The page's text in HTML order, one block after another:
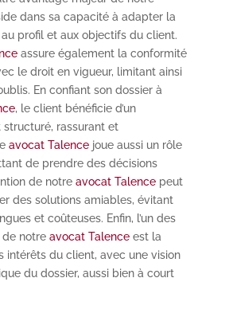
dans sa capacité à adapter la
profil et aux objectifs du client.
assure également la conformité
le droit en vigueur, limitant ainsi
En confiant son dossier à
, le client bénéficie d’un
rassurant et
avocat Talencejoue aussi un rôle
de prendre des décisions
de notre avocat Talencepeut
des solutions amiables, évitant
et coûteuses. Enfin, l’un des
notre avocat Talenceest la
intérêts du client, avec une vision
du dossier, aussi bien à court